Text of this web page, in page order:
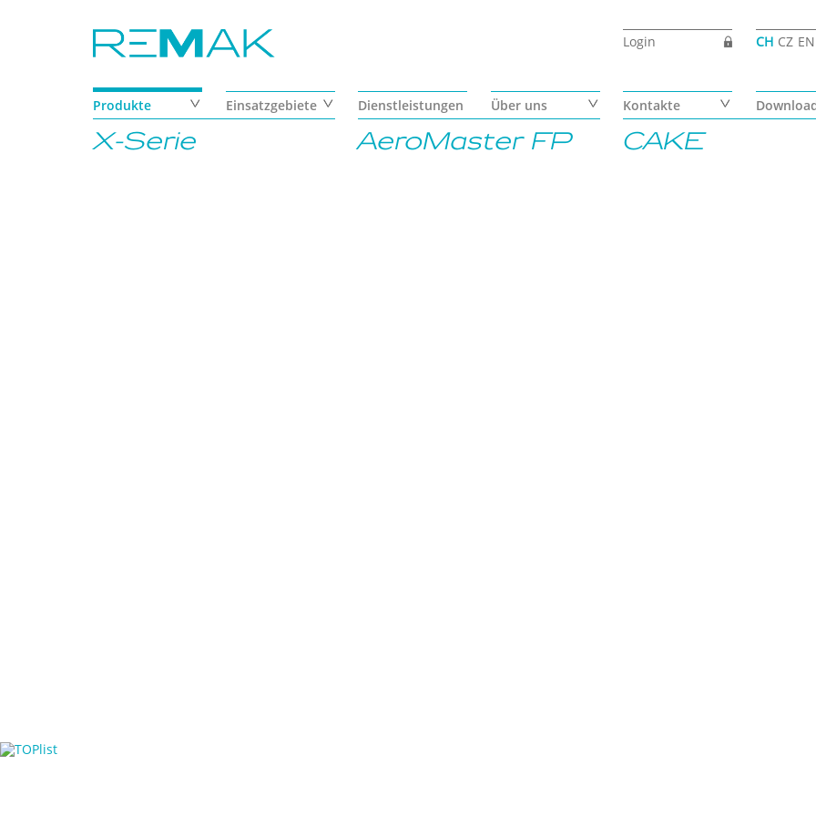
Login
CH CZ EN
Produkte Einsatzgebiete Dienstleistungen Über uns Kontakte
X-Serie AeroMaster FP CAKE